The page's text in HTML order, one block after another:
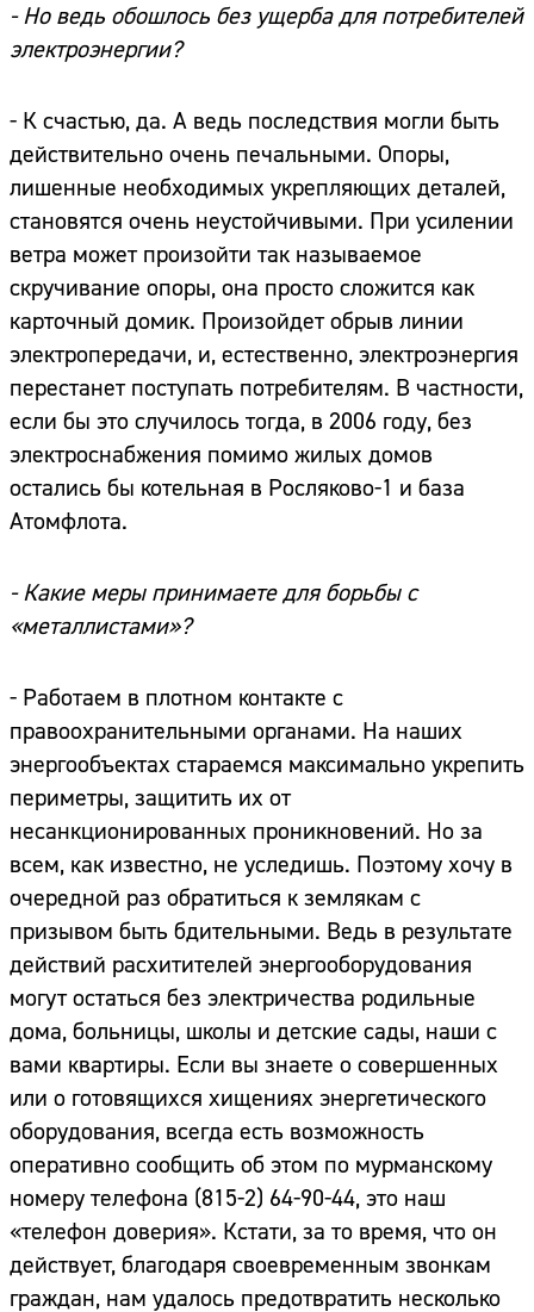
- Но ведь обошлось без ущерба для потребителей
электроэнергии?
- К счастью, да. А ведь последствия могли быть
действительно очень печальными. Опоры,
лишенные необходимых укрепляющих деталей,
становятся очень неустойчивыми. При усилении
ветра может произойти так называемое
скручивание опоры, она просто сложится как
карточный домик. Произойдет обрыв линии
электропередачи, и, естественно, электроэнергия
перестанет поступать потребителям. В частности,
если бы это случилось тогда, в 2006 году, без
электроснабжения помимо жилых домов
остались бы котельная в Росляково-1 и база
Атомфлота.
- Какие меры принимаете для борьбы с
«металлистами»?
- Работаем в плотном контакте с
правоохранительными органами. На наших
энергообъектах стараемся максимально укрепить
периметры, защитить их от
несанкционированных проникновений. Но за
всем, как известно, не уследишь. Поэтому хочу в
очередной раз обратиться к землякам с
призывом быть бдительными. Ведь в результате
действий расхитителей энергооборудования
могут остаться без электричества родильные
дома, больницы, школы и детские сады, наши с
вами квартиры. Если вы знаете о совершенных
или о готовящихся хищениях энергетического
оборудования, всегда есть возможность
оперативно сообщить об этом по мурманскому
номеру телефона (815-2) 64-90-44, это наш
«телефон доверия». Кстати, за то время, что он
действует, благодаря своевременным звонкам
граждан, нам удалось предотвратить несколько